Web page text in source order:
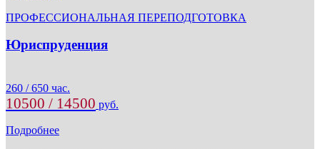
ПРОФЕССИОНАЛЬНАЯ ПЕРЕПОДГОТОВКА
Юриспруденция
260 / 650 час.
10500 / 14500 руб.
Подробнее